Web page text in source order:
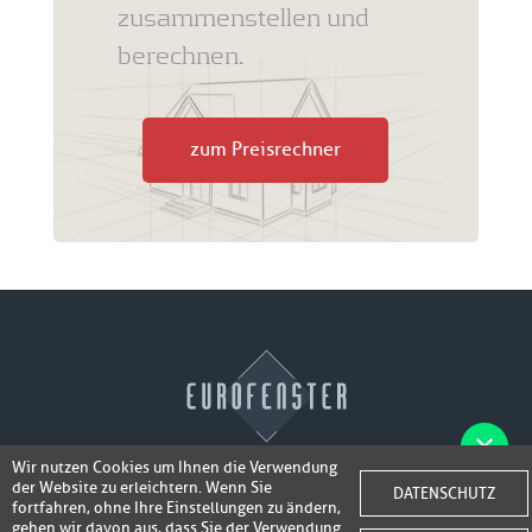
Wir nutzen Cookies um Ihnen die Verwendung
der Website zu erleichtern. Wenn Sie
fortfahren, ohne Ihre Einstellungen zu ändern,
gehen wir davon aus, dass Sie der Verwendung
DATENSCHUTZ
Fotos der Fenster/Elemente per WhatsApp
inkl. 50,-
zusammenstellen und
berechnen.
zum Preisrechner
© 2026 Eurofenster